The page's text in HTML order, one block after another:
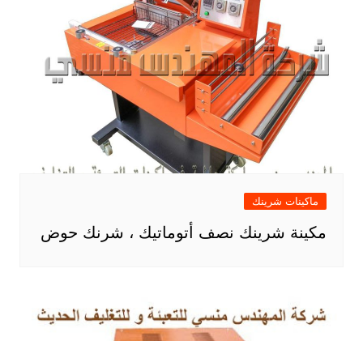
ماكينات شرينك
مكينة شرينك نصف أتوماتيك ، شرنك حوض